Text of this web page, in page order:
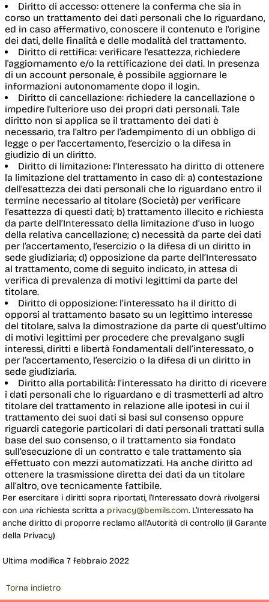
Diritto di accesso: ottenere la conferma che sia in
corso un trattamento dei dati personali che lo riguardano,
ed in caso affermativo, conoscere il contenuto e l'origine
dei dati, delle finalità e delle modalità del trattamento.
Diritto di rettifica: verificare l'esattezza, richiedere
l'aggiornamento e/o la rettificazione dei dati. In presenza
di un account personale, è possibile aggiornare le
informazioni autonomamente dopo il login.
Diritto di cancellazione: richiedere la cancellazione o
impedire l'ulteriore uso dei propri dati personali. Tale
diritto non si applica se il trattamento dei dati è
necessario, tra l’altro per l’adempimento di un obbligo di
legge o per l’accertamento, l’esercizio o la difesa in
giudizio di un diritto.
Diritto di limitazione: l’Interessato ha diritto di ottenere
la limitazione del trattamento in caso di: a) contestazione
dell’esattezza dei dati personali che lo riguardano entro il
termine necessario al titolare (Società) per verificare
l’esattezza di questi dati; b) trattamento illecito e richiesta
da parte dell’Interessato della limitazione d’uso in luogo
della relativa cancellazione; c) necessità da parte dei dati
per l’accertamento, l’esercizio o la difesa di un diritto in
sede giudiziaria; d) opposizione da parte dell’Interessato
al trattamento, come di seguito indicato, in attesa di
verifica di prevalenza di motivi legittimi da parte del
titolare.
Diritto di opposizione: l’interessato ha il diritto di
opporsi al trattamento basato su un legittimo interesse
del titolare, salva la dimostrazione da parte di quest’ultimo
di motivi legittimi per procedere che prevalgano sugli
interessi, diritti e libertà fondamentali dell’interessato, o
per l’accertamento, l’esercizio o la difesa di un diritto in
sede giudiziaria.
Diritto alla portabilità: l’interessato ha diritto di ricevere
i dati personali che lo riguardano e di trasmetterli ad altro
titolare del trattamento in relazione alle ipotesi in cui il
trattamento dei suoi dati si basi sul consenso oppure
riguardi categorie particolari di dati personali trattati sulla
base del suo consenso, o il trattamento sia fondato
sull’esecuzione di un contratto e tale trattamento sia
effettuato con mezzi automatizzati. Ha anche diritto ad
ottenere la trasmissione diretta dei dati da un titolare
all’altro, ove tecnicamente fattibile.
Per esercitare i diritti sopra riportati, l’Interessato dovrà rivolgersi
con una richiesta scritta a privacy@bemils.com. L’Interessato ha
anche diritto di proporre reclamo all'Autorità di controllo (il Garante
della Privacy)
Ultima modifica 7 febbraio 2022
Torna indietro